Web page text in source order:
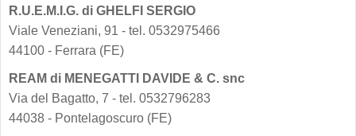
R.U.E.M.I.G. di GHELFI SERGIO
Viale Veneziani, 91 - tel. 0532975466
44100 - Ferrara (FE)
REAM di MENEGATTI DAVIDE & C. snc
Via del Bagatto, 7 - tel. 0532796283
44038 - Pontelagoscuro (FE)